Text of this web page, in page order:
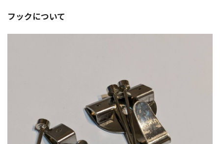
フックについて